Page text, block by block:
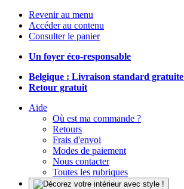
Revenir au menu
Accéder au contenu
Consulter le panier
Un foyer éco-responsable
Belgique : Livraison standard gratuite
Retour gratuit
Aide
Où est ma commande ?
Retours
Frais d'envoi
Modes de paiement
Nous contacter
Toutes les rubriques